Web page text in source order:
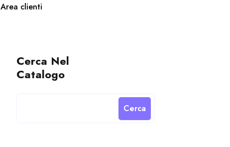
Area clienti
Cerca Nel
Catalogo
Cerca